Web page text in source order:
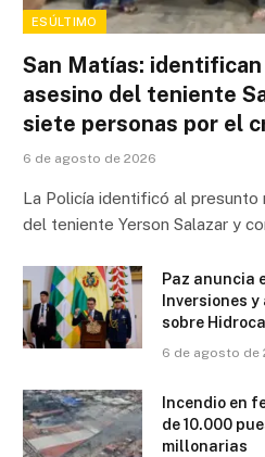
ESÚLTIMO
San Matías:
asesino del teniente
siete personas por el
6 de agosto de 2026
La Policía identificó al
del teniente Yerson Salazar y
Paz anuncia
Inversiones
sobre
6 de agosto de
Incendio en
de 10.000
millonarias